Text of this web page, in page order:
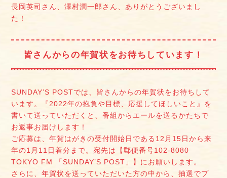
長岡英司さん、澤村潤一郎さん、ありがとうございまし
た！
皆さんからの年賀状をお待ちしています！
SUNDAY’S POSTでは、皆さんからの年賀状をお待ちして
います。『2022年の抱負や目標、応援してほしいこと』を
書いて送っていただくと、番組からエールを送るかたちで
お返事お届けします！
ご応募は、年賀はがきの受付開始日である12月15日から来
年の1月11日着分まで。宛先は【郵便番号102-8080
TOKYO FM 「SUNDAY’S POST」】にお願いします。
さらに、年賀状を送っていただいた方の中から、抽選でプ